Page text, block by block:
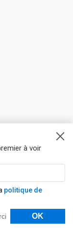
à voir
politique de
OK